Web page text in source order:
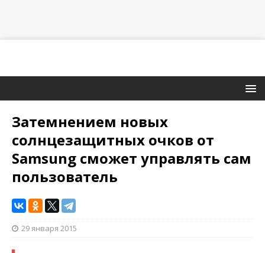
Затемнением новых
солнцезащитных очков от
Samsung сможет управлять сам
пользователь
29 января 2015